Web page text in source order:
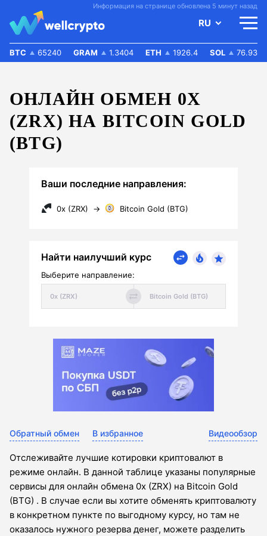
Информация на странице обновлена 5 минут назад
RU
BTC 65240 GRAM 1.3404 ETH 1926.4 SOL 76.93
ОНЛАЙН ОБМЕН 0X
(ZRX) НА BITCOIN GOLD
(BTG)
Ваши последние направления:
0x (ZRX) → Bitcoin Gold (BTG)
Найти наилучший курс
Выберите направление:
Обратный обмен В избранное Видеообзор
Отслеживайте лучшие котировки криптовалют в
режиме онлайн. В данной таблице указаны популярные
сервисы для онлайн обмена 0x (ZRX) на Bitcoin Gold
(BTG) . В случае если вы хотите обменять криптовалюту
в конкретном пункте по выгодному курсу, но там не
оказалось нужного резерва денег, можете разделить